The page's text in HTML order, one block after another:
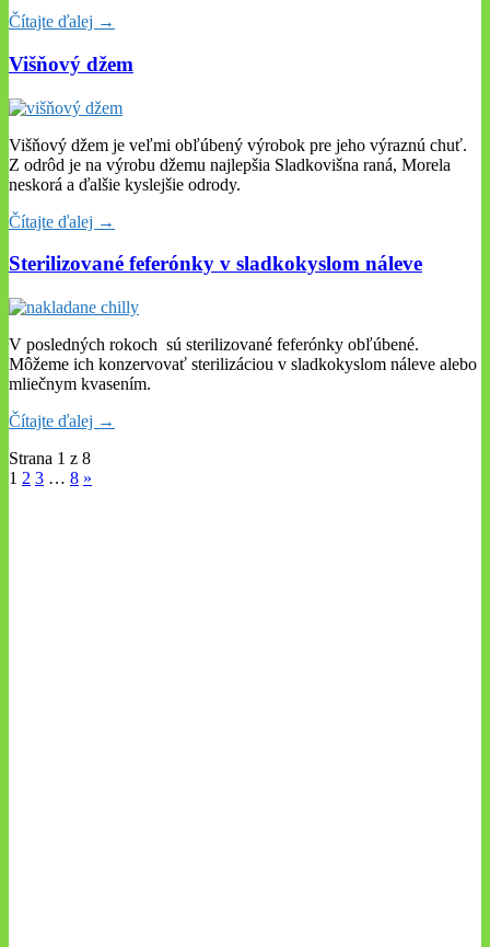
Čítajte ďalej →
Višňový džem
Višňový džem je veľmi obľúbený výrobok pre jeho výraznú chuť.
Z odrôd je na výrobu džemu najlepšia Sladkovišna raná, Morela
neskorá a ďalšie kyslejšie odrody.
Čítajte ďalej →
Sterilizované feferónky v sladkokyslom náleve
V posledných rokoch sú sterilizované feferónky obľúbené.
Môžeme ich konzervovať sterilizáciou v sladkokyslom náleve alebo
mliečnym kvasením.
Čítajte ďalej →
Strana 1 z 8
1 2 3 … 8 »